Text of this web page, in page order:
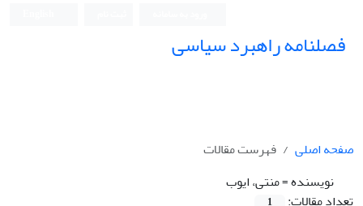
فصلنامه راهبرد سیاسی
صفحه اصلی
فهرست مقالات
نویسنده =منتی، ایوب
تعداد مقالات: